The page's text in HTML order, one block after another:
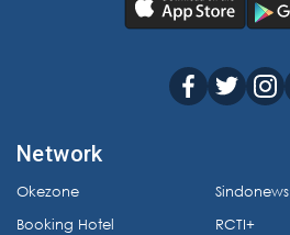
Network
Okezone
Booking Hotel
Sindonews
RCTI+